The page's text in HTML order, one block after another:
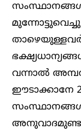
വന്നാൽ
ഈടാക്കാനേ